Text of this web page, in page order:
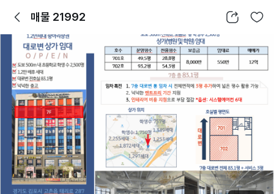
뒤로가기매물 21992 공유하기 찜하기